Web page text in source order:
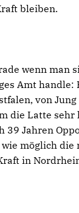
bleiben.
wenn man
Amt handle:
von
die Latte sehr
39 Jahren
möglich die
in